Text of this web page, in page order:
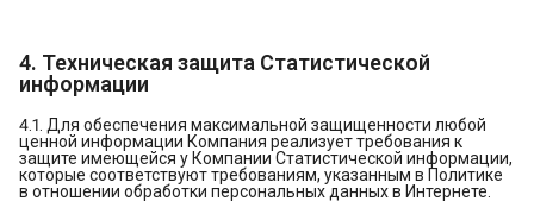
4. Техническая защита Статистической
информации
4.1. Для обеспечения максимальной защищенности любой
ценной информации Компания реализует требования к
защите имеющейся у Компании Статистической информации,
которые соответствуют требованиям, указанным в Политике
в отношении обработки персональных данных в Интернете.